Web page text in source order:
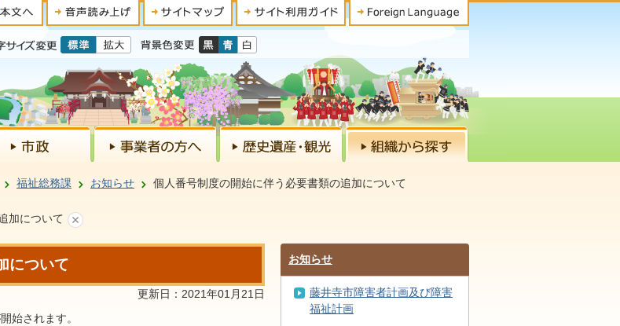
福祉総務課 お知らせ 個人番号制度の開始に伴う必要書類の追加について
加について
について
更新日：2021年01月21日
始されます。
お知らせ
藤井寺市障害者計画及び障害
福祉計画